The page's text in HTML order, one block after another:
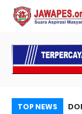
TOP NEWS
Anies